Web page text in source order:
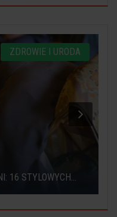
ZDROWIE I URODA
16 STYLOWYCH...